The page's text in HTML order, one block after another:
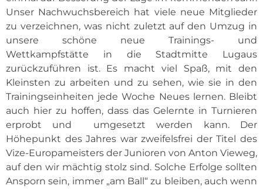
Unser Nachwuchsbereich hat viele neue Mitglieder
zu verzeichnen, was nicht zuletzt auf den Umzug in
unsere schöne neue Trainings- und
Wettkampfstätte in die Stadtmitte Lugaus
zurückzuführen ist. Es macht viel Spaß, mit den
Kleinsten zu arbeiten und zu sehen, wie sie in den
Trainingseinheiten jede Woche Neues lernen. Bleibt
auch hier zu hoffen, dass das Gelernte in Turnieren
erprobt und umgesetzt werden kann. Der
Höhepunkt des Jahres war zweifelsfrei der Titel des
Vize-Europameisters der Junioren von Anton Vieweg,
auf den wir mächtig stolz sind. Solche Erfolge sollten
Ansporn sein, immer „am Ball“ zu bleiben, auch wenn